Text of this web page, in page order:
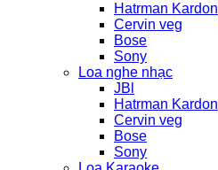
Hatrman Kardon
Cervin veg
Bose
Sony
Loa nghe nhạc
JBl
Hatrman Kardon
Cervin veg
Bose
Sony